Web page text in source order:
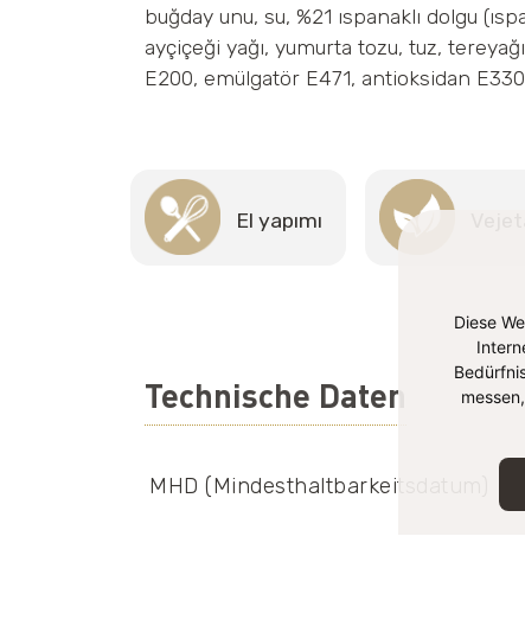
Diese
buğday unu, su, %21 ıspanaklı dolgu
ayçiçeği yağı, yumurta tozu, tuz,
E200, emülgatör E471, antioksidan E330,
El yapımı
Technische Daten
MHD (Mindesthaltbarkeitsdatum)